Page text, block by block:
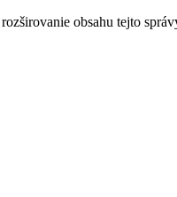
obsahu tejto